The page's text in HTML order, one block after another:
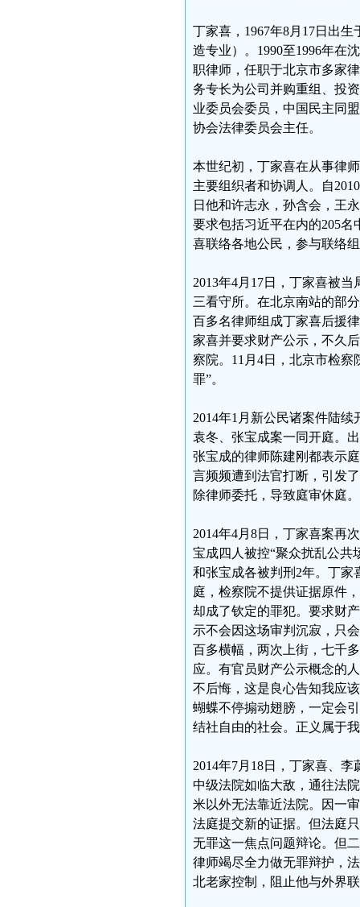
丁家喜，1967年8月17日出
造专业）。1990至1996年在
职律师，任职于北京市多家
务专长为公司并购重组、投
业委员会委员，中国民主同
协会法律委员会主任。
本世纪初，丁家喜在从事律
主要组织者和协调人。自
日他和许志永，孙含会，王
要求包括习近平在内的205
喜联络各地公民，参与联络
2013年4月17日，丁家喜被
三看守所。在北京南站的部
百多名律师组成丁家喜后援
家喜并要求财产公示，不久
察院。11月4日，北京市检
罪”。
2014年1月新公民诸案件陆
袁冬、张宝成案一同开庭。
张宝成的律师陈建刚都表示
言频频遭到法官打断，引发
除律师委托，导致庭审休庭。
2014年4月8日，丁家喜案再
宝成四人被控“聚众扰乱公共
和张宝成各被判刑2年。丁
庭，检察院不提供证据原件
却成了钦定的罪犯。要求财
示不会因这场审判沉寂，只
百多横幅，两次上街，七千
应。有官员财产公示概念的
不后悔，这是良心告知我应
蝴蝶不停搧动翅膀，一定会
结社自由的社会。正义属于
2014年7月18日，丁家喜、
中级法院如临大敌，通往法
米以外无法靠近法院。因一
法庭提交新的证据。但法庭
无罪这一焦点问题辩论。但
律师竭尽全力做无罪辩护，
北老家控制，阻止他与外界